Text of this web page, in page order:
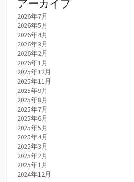
アーカイブ
2026年7月
2026年5月
2026年4月
2026年3月
2026年2月
2026年1月
2025年12月
2025年11月
2025年9月
2025年8月
2025年7月
2025年6月
2025年5月
2025年4月
2025年3月
2025年2月
2025年1月
2024年12月